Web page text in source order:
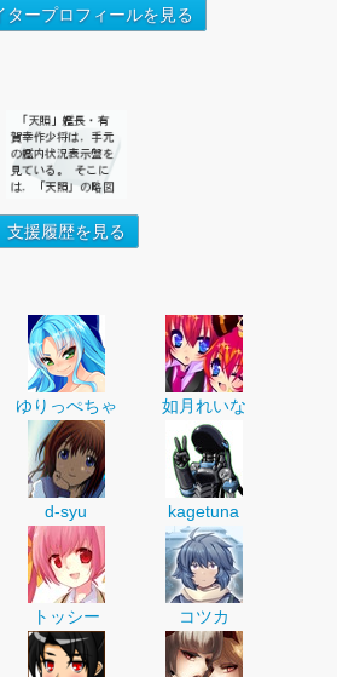
タープロフィールを見る
支援履歴を見る
ゆりっぺちゃ 如月れいな
d-syu kagetuna
トッシー コツカ